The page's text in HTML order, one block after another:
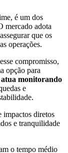
é um dos
mercado adota
que os
operações.
compromisso,
opção para
monitorando
e
impactos diretos
e tranquilidade
o tempo médio